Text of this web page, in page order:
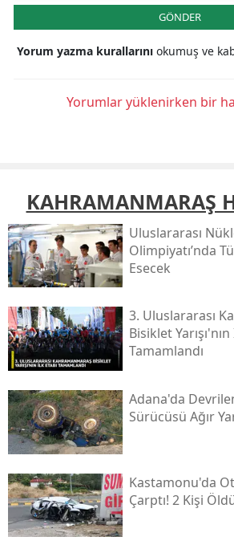
GÖNDER
Yorum yazma kurallarını okumuş ve
Yorumlar yüklenirken bir
KAHRAMANMARAŞ
Uluslararası
Olimpiyatı’nda
Esecek
3. Uluslararası
Bisiklet
Tamamlandı
Adana'da
Sürücüsü Ağır
Kastamonu'da
Çarptı! 2 Kişi